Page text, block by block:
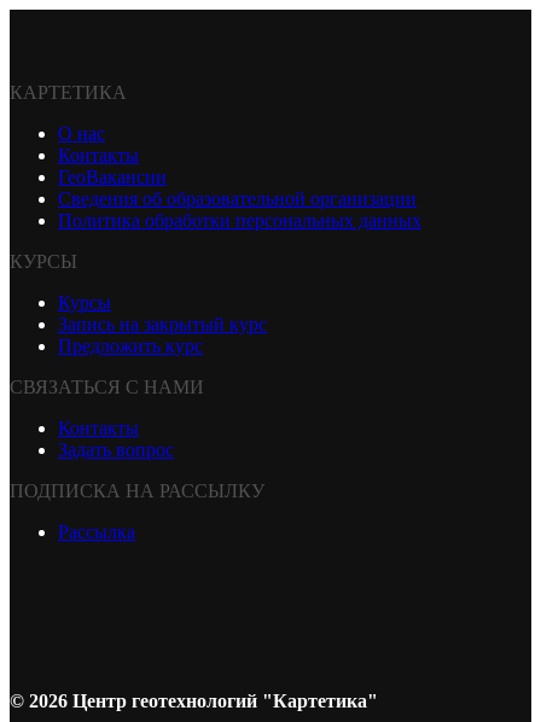
КАРТЕТИКА
О нас
Контакты
ГеоВакансии
Сведения об образовательной организации
Политика обработки персональных данных
КУРСЫ
Курсы
Запись на закрытый курс
Предложить курс
СВЯЗАТЬСЯ С НАМИ
Контакты
Задать вопрос
ПОДПИСКА НА РАССЫЛКУ
Рассылка
© 2026 Центр геотехнологий "Картетика"